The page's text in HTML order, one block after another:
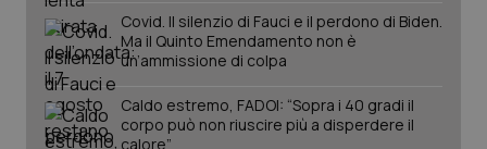
Covid. Il silenzio di Fauci e il perdono di Biden.
Ma il Quinto Emendamento non è
un’ammissione di colpa
Caldo estremo, FADOI: “Sopra i 40 gradi il
corpo può non riuscire più a disperdere il
calore”